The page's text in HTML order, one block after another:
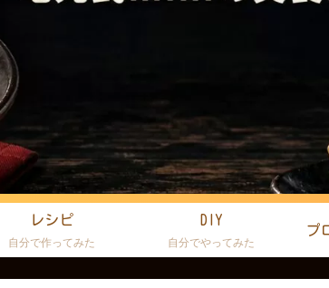
レシピ
自分で作ってみた
DIY
自分でやってみた
プ